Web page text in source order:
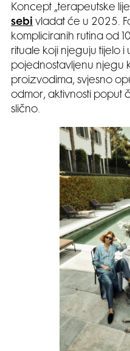
Koncept „terapeutske
sebi
vladat će u 2025.
kompliciranih rutina od
rituale koji njeguju tijelo i
pojednostavljenu njegu
proizvodima, svjesno
odmor, aktivnosti poput
slično.